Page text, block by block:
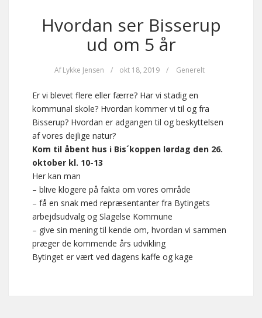
Hvordan ser Bisserup
ud om 5 år
AfLykke Jensen / okt 18, 2019 / Generelt
Er vi blevet flere eller færre? Har vi stadig en
kommunal skole? Hvordan kommer vi til og fra
Bisserup? Hvordan er adgangen til og beskyttelsen
af vores dejlige natur?
Kom til åbent hus i Bis´koppen lørdag den 26.
oktober kl. 10-13
Her kan man
– blive klogere på fakta om vores område
– få en snak med repræsentanter fra Bytingets
arbejdsudvalg og Slagelse Kommune
– give sin mening til kende om, hvordan vi sammen
præger de kommende års udvikling
Bytinget er vært ved dagens kaffe og kage